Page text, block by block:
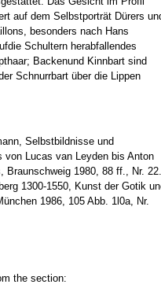
auf dem Selbstporträt Dürers
besonders nach Hans
Schultern herabfallendes
Backenund Kinnbart sind
Schnurrbart über die Lippen
Selbstbildnisse und
von Lucas van Leyden bis Anton
Braunschweig 1980, 88 ff., Nr. 22.
1300-1550, Kunst der Gotik
1986, 105 Abb. 1l0a, Nr.
the section: